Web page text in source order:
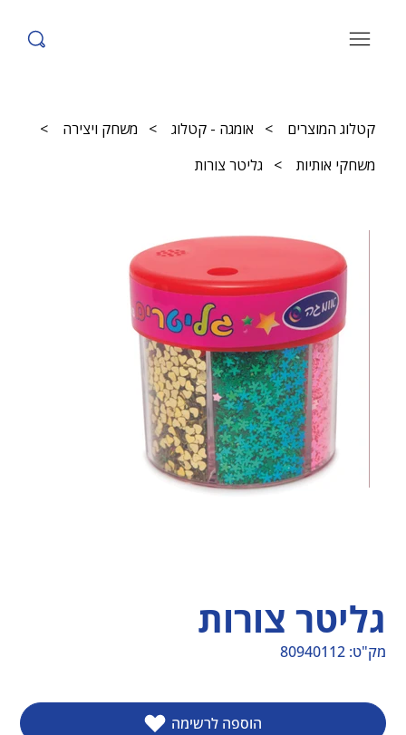
קטלוג המוצרים > אומגה - קטלוג > משחק ויצירה
>
משחקי אותיות
> גליטר צורות
גליטר צורות
מק"ט:
מק"ט
80940112
80940112
הוספה לרשימה